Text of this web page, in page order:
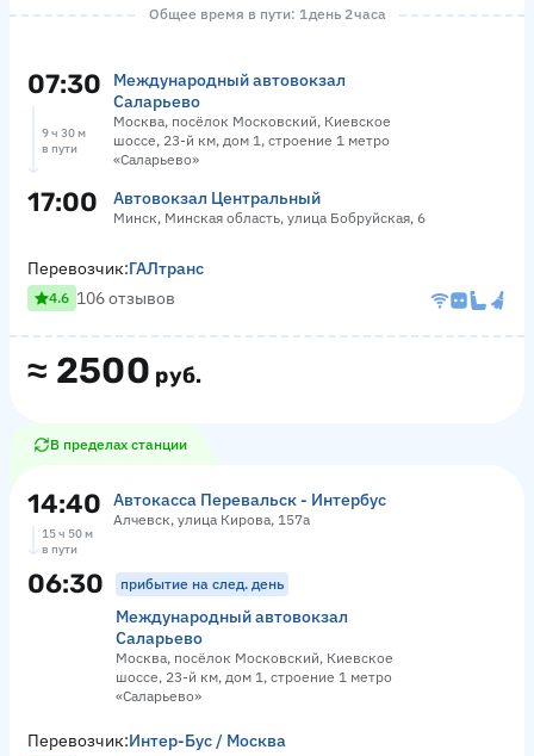
Общее время в пути: 1 день 2 часа
07:30
Международный автовокзал
Саларьево
Москва, посёлок Московский, Киевское
шоссе, 23-й км, дом 1, строение 1 метро
«Саларьево»
9 ч 30 м
в пути
17:00 Автовокзал Центральный
Минск, Минская область, улица Бобруйская, 6
≈ 2500 руб.
Перевозчик:ГАЛтранс
4.6 106 отзывов
В пределах станции
14:40 Автокасса Перевальск - Интербус
Алчевск, улица Кирова, 157а
15 ч 50 м
в пути
06:30 прибытие на след. день
Международный автовокзал
Саларьево
Москва, посёлок Московский, Киевское
шоссе, 23-й км, дом 1, строение 1 метро
«Саларьево»
Перевозчик:Интер-Бус / Москва